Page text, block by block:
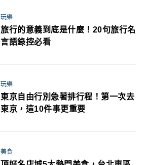
玩樂
旅行的意義到底是什麼！20句旅行名
言語錄控必看
玩樂
東京自由行別急著排行程！第一次去
東京，這10件事更重要
美食